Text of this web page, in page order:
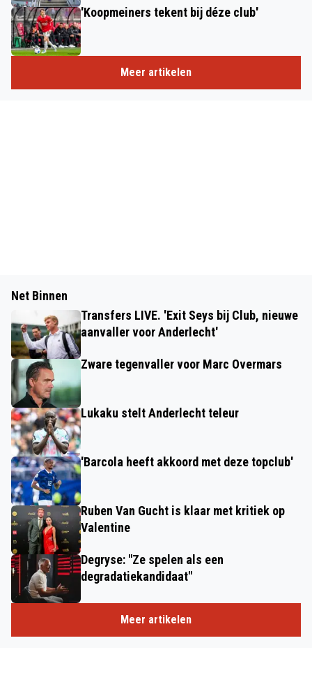
'Koopmeiners tekent bij déze club'
Meer artikelen
Net Binnen
Transfers LIVE. 'Exit Seys bij Club, nieuwe
aanvaller voor Anderlecht'
Zware tegenvaller voor Marc Overmars
Lukaku stelt Anderlecht teleur
'Barcola heeft akkoord met deze topclub'
Ruben Van Gucht is klaar met kritiek op
Valentine
Degryse: "Ze spelen als een
degradatiekandidaat"
Meer artikelen